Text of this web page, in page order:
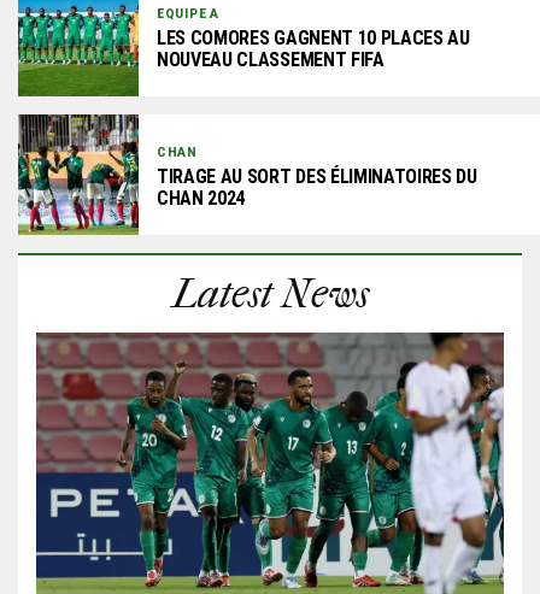
EQUIPE A
LES COMORES GAGNENT 10 PLACES AU
NOUVEAU CLASSEMENT FIFA
CHAN
TIRAGE AU SORT DES ÉLIMINATOIRES DU
CHAN 2024
Latest News